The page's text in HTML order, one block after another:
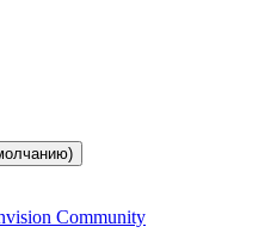
Community